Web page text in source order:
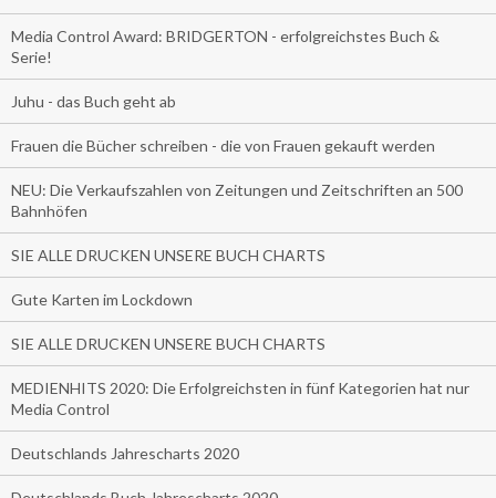
Media Control Award: BRIDGERTON - erfolgreichstes Buch &
Serie!
Juhu - das Buch geht ab
Frauen die Bücher schreiben - die von Frauen gekauft werden
NEU: Die Verkaufszahlen von Zeitungen und Zeitschriften an 500
Bahnhöfen
SIE ALLE DRUCKEN UNSERE BUCH CHARTS
Gute Karten im Lockdown
SIE ALLE DRUCKEN UNSERE BUCH CHARTS
MEDIENHITS 2020: Die Erfolgreichsten in fünf Kategorien hat nur
Media Control
Deutschlands Jahrescharts 2020